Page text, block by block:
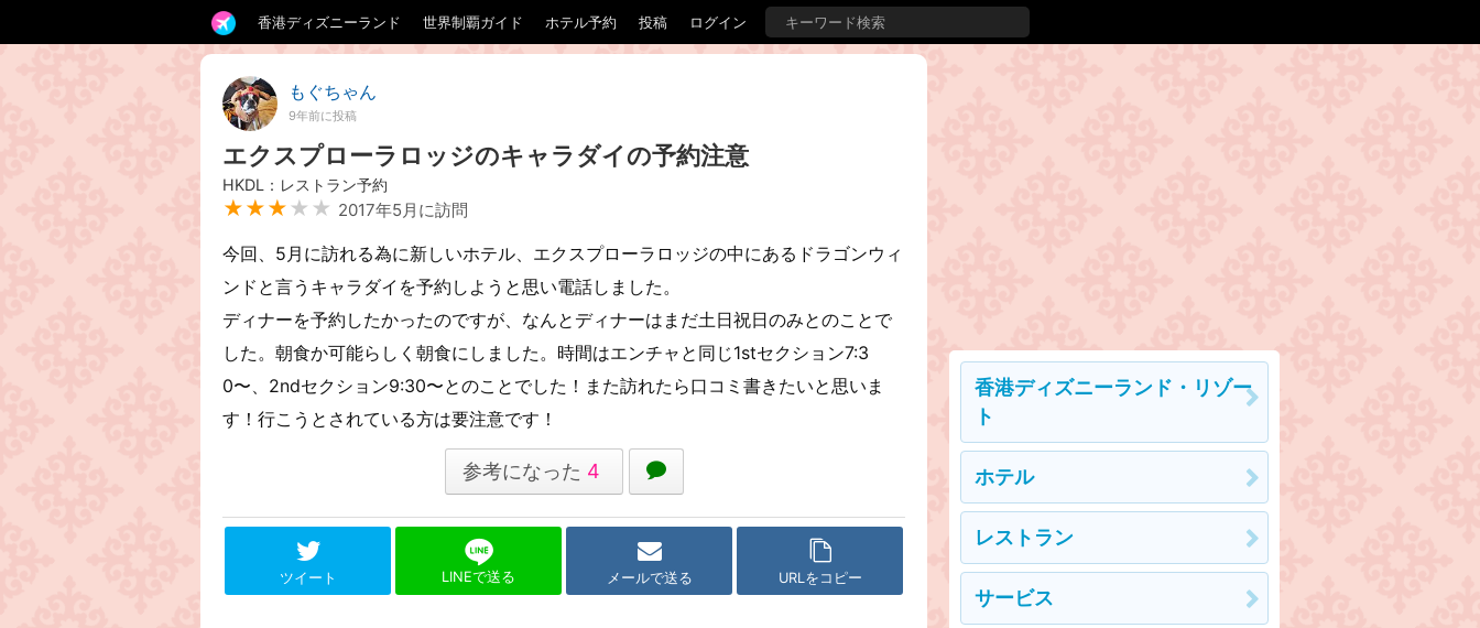
香港ディズニーランド 世界制覇ガイド ホテル予約 投稿 ログイン
もぐちゃん
9年前に投稿
エクスプローラロッジのキャラダイの予約注意
HKDL：レストラン予約
★★★ ★★ 2017年5月に訪問
今回、5月に訪れる為に新しいホテル、エクスプローラロッジの中にあるドラゴンウィ
ンドと言うキャラダイを予約しようと思い電話しました。
ディナーを予約したかったのですが、なんとディナーはまだ土日祝日のみとのことで
した。朝食か可能らしく朝食にしました。時間はエンチャと同じ1stセクション7:3
0〜、2ndセクション9:30〜とのことでした！また訪れたら口コミ書きたいと思いま
す！行こうとされている方は要注意です！
参考になった 4
ツイート LINEで送る メールで送る URLをコピー
香港ディズニーランド・リゾー
ト
ホテル
レストラン
サービス